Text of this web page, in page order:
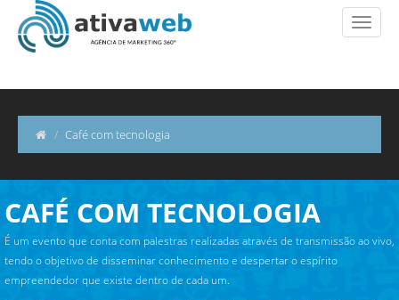
on demand e
A empresa conta com um
transmissão ao vivo
profissional e otimização
nas áreas de tecnologia e
digitais inovadoras e de
Valores 1- Compromisso
dos colaboradores 3-
e foco nos resultados
sempre 7- Empatia
Café com tecnologia
CAFÉ COM TECNOLOGIA
É um evento que conta com palestras realizadas através de transmissão ao vivo,
tendo o objetivo de disseminar conhecimento e despertar o espírito
empreendedor que existe dentro de cada um.